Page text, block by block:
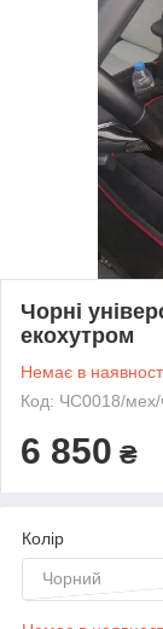
Чорні
екохутром
Немає в
Код: ЧС0018/мех/
6 850 ₴
Колір
Чорний